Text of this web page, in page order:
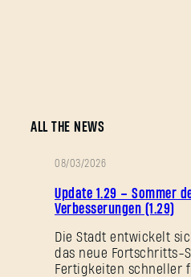
ALL THE NEWS
08/03/2026
Update 1.29 – Sommer
Verbesserungen (1.29)
Die Stadt entwickelt
das neue Fortschritts-
Fertigkeiten schneller